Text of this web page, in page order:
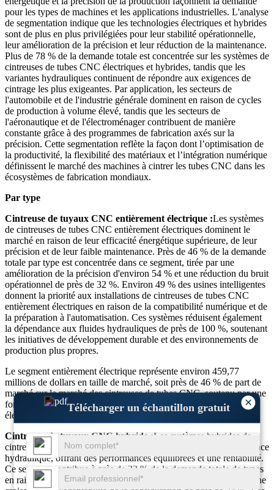
×
Télécharger un échantillon gratuit
pour les types de machines et les applications industrielles. L'analyse
de segmentation indique que les technologies électriques et hybrides
sont de plus en plus privilégiées pour leur stabilité opérationnelle,
leur amélioration de la précision et leur réduction de la maintenance.
Plus de 78 % de la demande totale est concentrée sur les systèmes de
cintreuses de tubes CNC électriques et hybrides, tandis que les
variantes hydrauliques continuent de répondre aux exigences de
cintrage les plus exigeantes. Par application, les secteurs de
l'automobile et de l'industrie générale dominent en raison de cycles
de production à volume élevé, tandis que les secteurs de
l'aéronautique et de l'électroménager contribuent de manière
constante grâce à des programmes de fabrication axés sur la
précision. Cette segmentation reflète la façon dont l’optimisation de
la productivité, la flexibilité des matériaux et l’intégration numérique
définissent le marché des machines à cintrer les tubes CNC dans les
écosystèmes de fabrication mondiaux.
Par type
Cintreuse de tuyaux CNC entièrement électrique :Les systèmes
de cintreuses de tubes CNC entièrement électriques dominent le
marché en raison de leur efficacité énergétique supérieure, de leur
précision et de leur faible maintenance. Près de 46 % de la demande
totale par type est concentrée dans ce segment, tirée par une
amélioration de la précision d'environ 54 % et une réduction du bruit
opérationnel de près de 32 %. Environ 49 % des usines intelligentes
donnent la priorité aux installations de cintreuses de tubes CNC
entièrement électriques en raison de la compatibilité numérique et de
la préparation à l'automatisation. Ces systèmes réduisent également
la dépendance aux fluides hydrauliques de près de 100 %, soutenant
les initiatives de développement durable et des environnements de
production plus propres.
Le segment entièrement électrique représente environ 459,77
millions de dollars en taille de marché, soit près de 46 % de part de
marché sur le marché des cintreuses de tubes CNC, soutenu par une
forte adoption dans la fabrication automobile, aérospatiale et
électronique.
Cintreuse de tuyaux CNC hybride :Les systèmes hybrides de
cintreuses de tubes CNC combinent précision électrique et résistance
hydraulique, offrant des performances équilibrées et une rentabilité.
Ce segment contribue à près de 32 % de la demande totale de types
en raison d'une amélioration de la flexibilité d'environ 42 % et d'une